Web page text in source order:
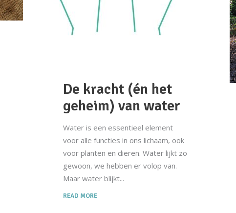
De kracht (én het
geheim) van water
Water is een essentieel element
voor alle functies in ons lichaam, ook
voor planten en dieren. Water lijkt zo
gewoon, we hebben er volop van.
Maar water blijkt
READ MORE